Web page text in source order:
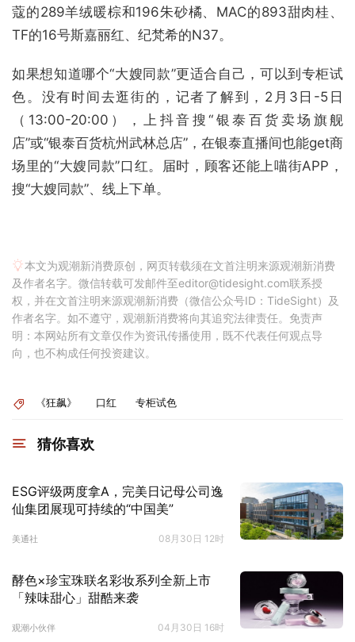
蔻的289羊绒暖棕和196朱砂橘、MAC的893甜肉桂、
TF的16号斯嘉丽红、纪梵希的N37。
如果想知道哪个“大嫂同款”更适合自己，可以到专柜试
色。没有时间去逛街的，记者了解到，2月3日-5日
（13:00-20:00），上抖音搜“银泰百货卖场旗舰
店”或“银泰百货杭州武林总店”，在银泰直播间也能get商
场里的“大嫂同款”口红。届时，顾客还能上喵街APP，
搜“大嫂同款”、线上下单。
本文为观潮新消费原创，网页转载须在文首注明来源观潮新消费
及作者名字。微信转载可发邮件至editor@tidesight.com联系授
权，并在文首注明来源观潮新消费（微信公众号ID：TideSight）及
作者名字。如不遵守，观潮新消费将向其追究法律责任。免责声
明：本网站所有文章仅作为资讯传播使用，既不代表任何观点导
向，也不构成任何投资建议。
《狂飙》 口红 专柜试色
猜你喜欢
ESG评级两度拿A，完美日记母公司逸
仙集团展现可持续的“中国美”
美通社 08月30日 12时
酵色×珍宝珠联名彩妆系列全新上市
「辣味甜心」甜酷来袭
观潮小伙伴 04月30日 16时